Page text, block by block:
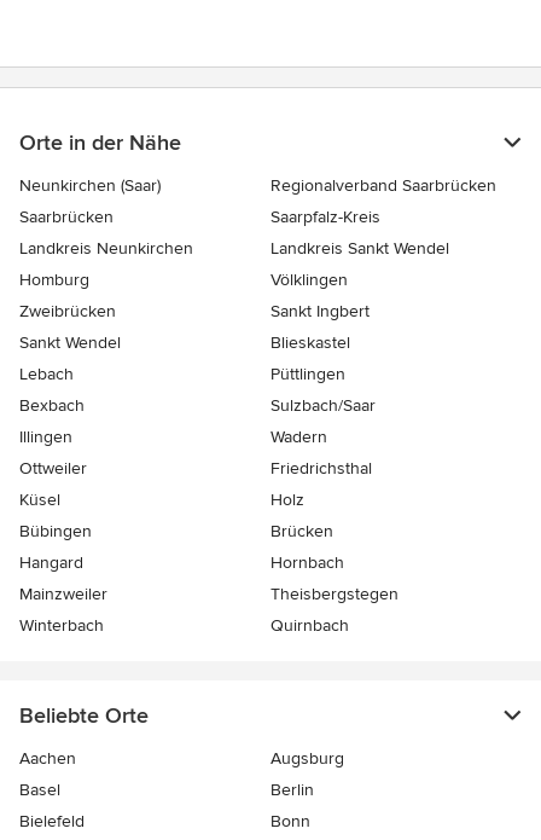
Orte in der Nähe
Neunkirchen (Saar)
Regionalverband Saarbrücken
Saarbrücken
Saarpfalz-Kreis
Landkreis Neunkirchen
Landkreis Sankt Wendel
Homburg
Völklingen
Zweibrücken
Sankt Ingbert
Sankt Wendel
Blieskastel
Lebach
Püttlingen
Bexbach
Sulzbach/Saar
Illingen
Wadern
Ottweiler
Friedrichsthal
Küsel
Holz
Bübingen
Brücken
Hangard
Hornbach
Mainzweiler
Theisbergstegen
Winterbach
Quirnbach
Beliebte Orte
Aachen
Augsburg
Basel
Berlin
Bielefeld
Bonn